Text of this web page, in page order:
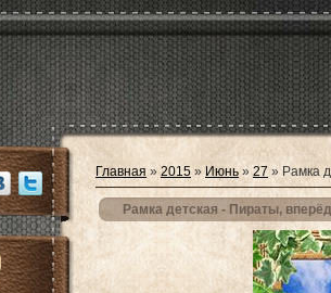
Главная » 2015 » Июнь » 27 » Рамка
Рамка детская - Пираты, вперёд